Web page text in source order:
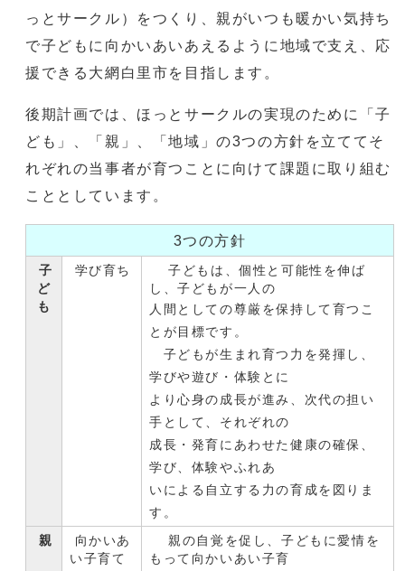
っとサークル）をつくり、親がいつも暖かい気持ち
で子どもに向かいあいあえるように地域で支え、応
援できる大網白里市を目指します。
後期計画では、ほっとサークルの実現のために「子
ども」、「親」、「地域」の3つの方針を立ててそ
れぞれの当事者が育つことに向けて課題に取り組む
こととしています。
3つの方針
子
ど
も
学び育ち
子どもは、個性と可能性を伸ば
し、子どもが一人の
人間としての尊厳を保持して育つこ
とが目標です。
子どもが生まれ育つ力を発揮し、
学びや遊び・体験とに
より心身の成長が進み、次代の担い
手として、それぞれの
成長・発育にあわせた健康の確保、
学び、体験やふれあ
いによる自立する力の育成を図りま
す。
親
向かいあ
い子育て
親の自覚を促し、子どもに愛情を
もって向かいあい子育